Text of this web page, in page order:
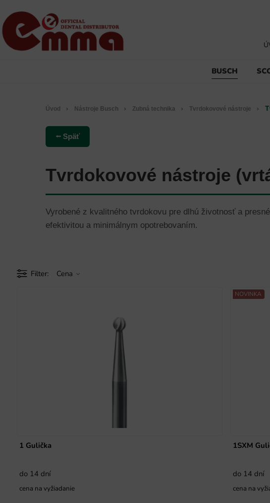
BUSCH
Úvod › Nástroje Busch › Zubná technika › Tvrdokovové nástroje ›
⭠ Späť
Tvrdokovové nástroje
Vyrobené z kvalitného tvrdokovu pre dlhú životnosť a
efektivitou a minimálnym opotrebovaním.
Filter Cena
1 Gulička
do 14 dní
cena na vyžiadanie
1SXM
NOVINKA
do 14 dní
cena na